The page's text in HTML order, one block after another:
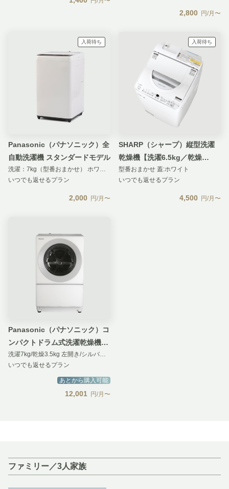
2,800 円/月〜
入荷待ち
Panasonic（パナソニック）全
自動洗濯機 スタンダードモデル
いつでも返せるプラン
2,000 円/月〜
入荷待ち
SHARP（シャープ）縦型洗濯
乾燥機【洗濯6.5kg／乾燥
3.5kg】
型番おまかせ 蓋:ホワイト
いつでも返せるプラン
4,500 円/月〜
Panasonic（パナソニック）コ
ンパクトドラム式洗濯乾燥機
Cuble【洗濯7kg/乾燥3.5kg】
いつでも返せるプラン
あとから購入可能
12,001 円/月〜
ファミリー／3人家族